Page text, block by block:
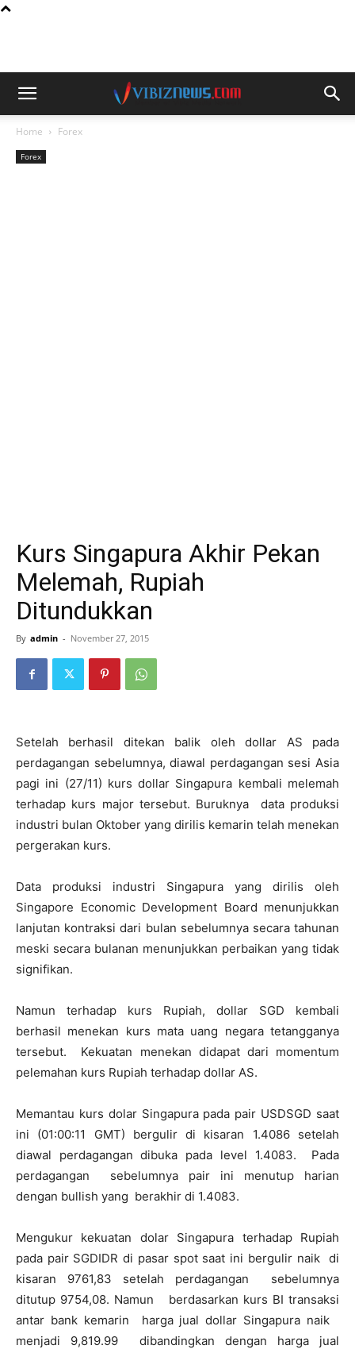
Home Forex
Forex
Kurs Singapura Akhir Pekan
Melemah, Rupiah
Ditundukkan
By admin - November 27, 2015
Setelah berhasil ditekan balik oleh dollar AS pada
perdagangan sebelumnya, diawal perdagangan sesi Asia
pagi ini (27/11) kurs dollar Singapura kembali melemah
terhadap kurs major tersebut. Buruknya data produksi
industri bulan Oktober yang dirilis kemarin telah menekan
pergerakan kurs.
Data produksi industri Singapura yang dirilis oleh
Singapore Economic Development Board menunjukkan
lanjutan kontraksi dari bulan sebelumnya secara tahunan
meski secara bulanan menunjukkan perbaikan yang tidak
signifikan.
Namun terhadap kurs Rupiah, dollar SGD kembali
berhasil menekan kurs mata uang negara tetangganya
tersebut. Kekuatan menekan didapat dari momentum
pelemahan kurs Rupiah terhadap dollar AS.
Memantau kurs dolar Singapura pada pair USDSGD saat
ini (01:00:11 GMT) bergulir di kisaran 1.4086 setelah
diawal perdagangan dibuka pada level 1.4083. Pada
perdagangan sebelumnya pair ini menutup harian
dengan bullish yang berakhir di 1.4083.
Mengukur kekuatan dolar Singapura terhadap Rupiah
pada pair SGDIDR di pasar spot saat ini bergulir naik di
kisaran 9761,83 setelah perdagangan sebelumnya
ditutup 9754,08. Namun berdasarkan kurs BI transaksi
antar bank kemarin harga jual dollar Singapura naik
menjadi 9,819.99 dibandingkan dengan harga jual